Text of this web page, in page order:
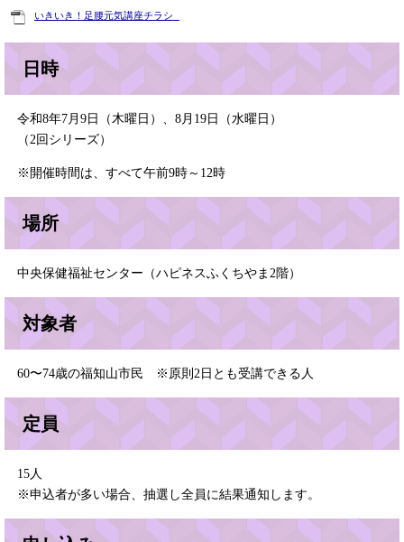
いきいき！足腰元気講座チラシ
日時
令和8年7月9日（木曜日）、8月19日（水曜日）
（2回シリーズ）
※開催時間は、すべて午前9時～12時
場所
中央保健福祉センター（ハピネスふくちやま2階）
対象者
60〜74歳の福知山市民 ※原則2日とも受講できる人
定員
15人
※申込者が多い場合、抽選し全員に結果通知します。